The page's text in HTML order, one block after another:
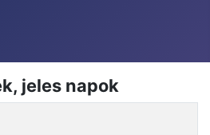
jeles napok